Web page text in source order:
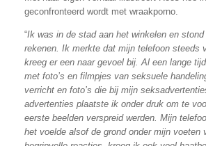
geconfronteerd wordt met wraakporno.
“Ik was in de stad aan het winkelen en
rekenen. Ik merkte dat mijn telefoon steeds
kreeg er een naar gevoel bij. Al een lange
met foto’s en filmpjes van seksuele
verricht en foto’s die bij mijn
advertenties plaatste ik onder druk om te
eerste beelden verspreid werden. Mijn
het voelde alsof de grond onder mijn voeten